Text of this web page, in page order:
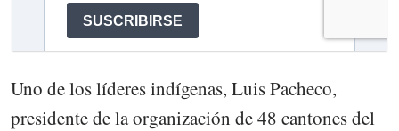
Uno de los líderes indígenas, Luis Pacheco,
presidente de la organización de 48 cantones del